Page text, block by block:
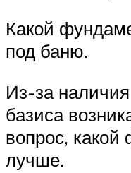
Какой
под баню.
Из-за
базиса
вопрос,
лучше.